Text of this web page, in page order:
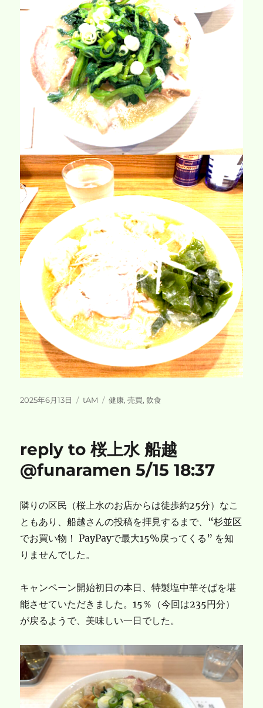
投
2025年6月13日
カ
ー
tAM
タ
健康,売買,飲食
reply to 桜上水 船越
@funaramen 5/15 18:37
隣りの区民（桜上水のお店からは徒歩約25分）なこ
ともあり、船越さんの投稿を拝見するまで、“杉並区
でお買い物！ PayPayで最大15%戻ってくる” を知
りませんでした。
キャンペーン開始初日の本日、特製塩中華そばを堪
能させていただきました。15％（今回は235円分）
が戻るようで、美味しい一日でした。